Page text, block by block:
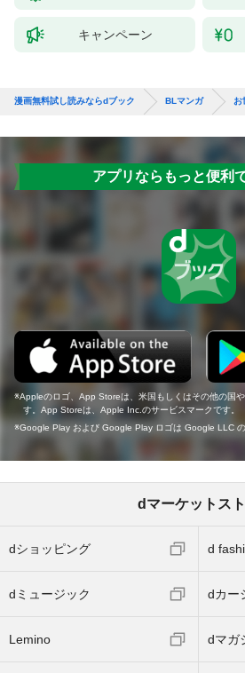
キャンペーン
漫画無料試し読みならdブック BLマンガ お
アプリならもっと便利
Appleのロゴ、App Storeは、米国もしくはその他の国
す。App Storeは、Apple Inc.のサービスマークです。
Google Play および Google Play ロゴは Google LLC の
dマーケットス
dショッピング d
dミュージック dカー
Lemino dマガ